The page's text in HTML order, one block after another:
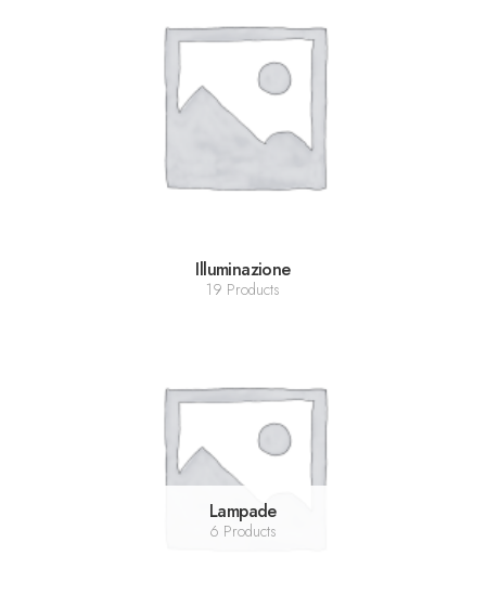
Illuminazione
19 Products
Lampade
6 Products